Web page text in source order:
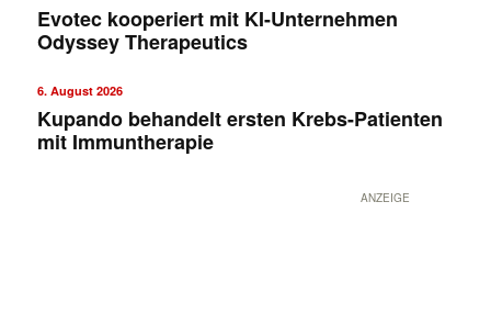
Evotec kooperiert mit KI-Unternehmen
Odyssey Therapeutics
6. August 2026
Kupando behandelt ersten Krebs-Patienten
mit Immuntherapie
ANZEIGE